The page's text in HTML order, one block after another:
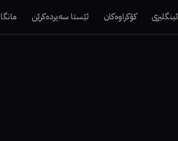
کۆکراوەکان ئێستا سەیردەکرێن مانگا